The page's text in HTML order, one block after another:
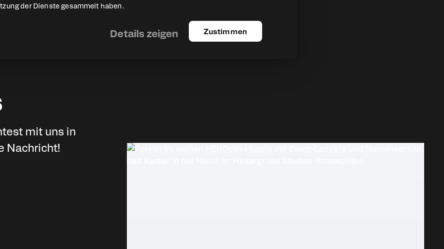
der Dienste gesammelt haben.
Details zeigen Zustimmen
mit uns in
Nachricht!